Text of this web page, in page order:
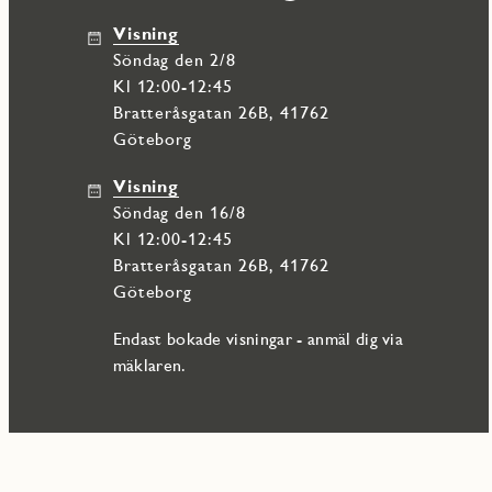
alldeles runt hörnet skall det inom kort anläggas en helt ny park.
Silveraxet erbjuder inte bara ett hem, utan en hel livsstil. Med
längs älven är läget oslagbart. Här har du all service du
Goda kommunikationer gör det enkelt att ta sig runt, vare sig
Med närliggande buss- och färjeförbindelser är ditt nya hem
Visning
söndag den 2/8
Kl 12:00-12:45
Bratteråsgatan 26B, 41762
Göteborg
Visning
söndag den 16/8
Kl 12:00-12:45
Bratteråsgatan 26B, 41762
Göteborg
Endast bokade visningar - anmäl dig via
mäklaren.